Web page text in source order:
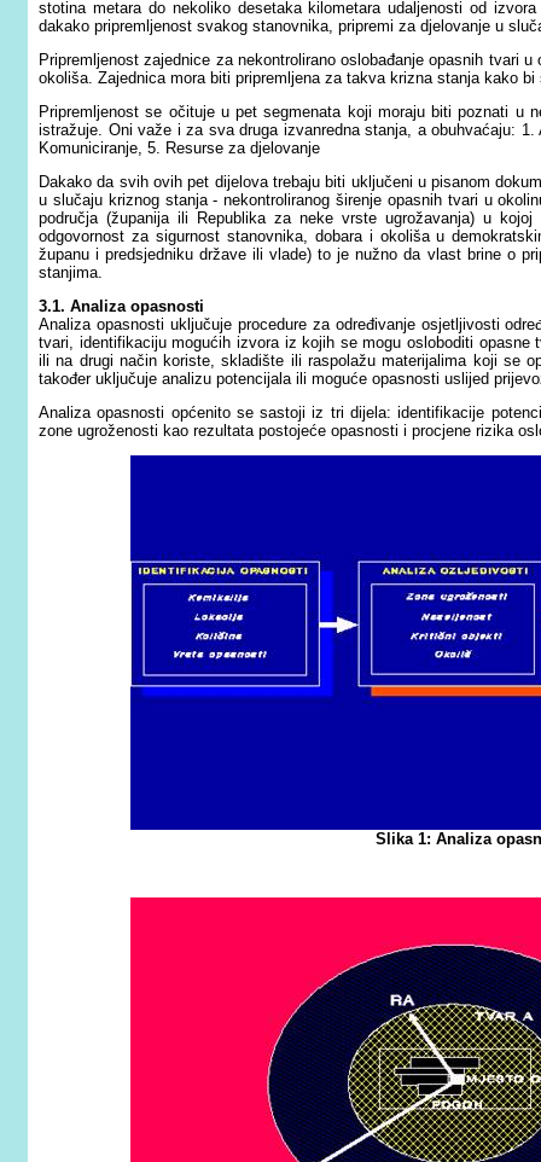
stotina metara do nekoliko desetaka kilometara udaljenosti od
dakako pripremljenost svakog stanovnika, pripremi za djelovanje u
Pripremljenost zajednice za nekontrolirano oslobađanje opasnih tvari
okoliša. Zajednica mora biti pripremljena za takva krizna stanja kako
Pripremljenost se očituje u pet segmenata koji moraju biti poznati u
istražuje. Oni važe i za sva druga izvanredna stanja, a obuhvaćaju:
Komuniciranje, 5. Resurse za djelovanje
Dakako da svih ovih pet dijelova trebaju biti uključeni u pisanom
u slučaju kriznog stanja - nekontroliranog širenje opasnih tvari u
područja (županija ili Republika za neke vrste ugrožavanja) u
odgovornost za sigurnost stanovnika, dobara i okoliša u
županu i predsjedniku države ili vlade) to je nužno da vlast brine o
stanjima.
3.1. Analiza opasnosti
Analiza opasnosti uključuje procedure za određivanje osjetljivosti
tvari, identifikaciju mogućih izvora iz kojih se mogu osloboditi opasne
ili na drugi način koriste, skladište ili raspolažu materijalima koji se
također uključuje analizu potencijala ili moguće opasnosti uslijed
Analiza opasnosti općenito se sastoji iz tri dijela: identifikacije
zone ugroženosti kao rezultata postojeće opasnosti i procjene rizika
Slika 1: Analiza